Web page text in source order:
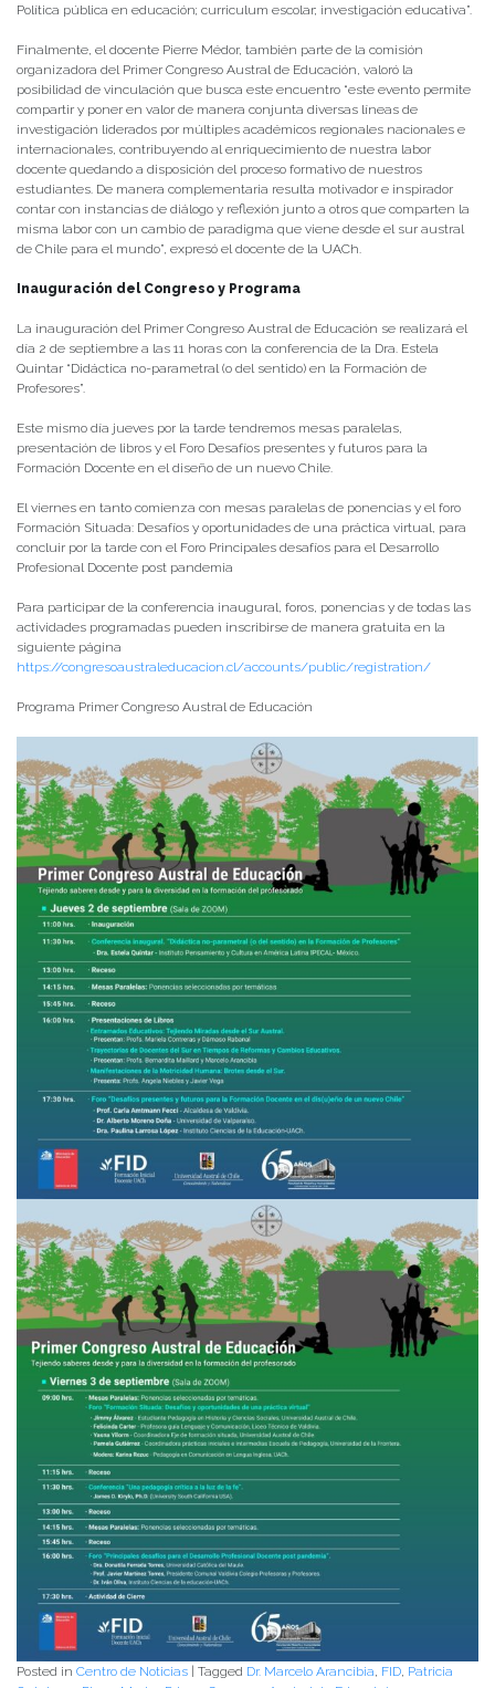
Política pública en educación; curriculum escolar; investigación educativa”.
Finalmente, el docente Pierre Médor, también parte de la comisión
organizadora del Primer Congreso Austral de Educación, valoró la
posibilidad de vinculación que busca este encuentro “este evento permite
compartir y poner en valor de manera conjunta diversas líneas de
investigación liderados por múltiples académicos regionales nacionales e
internacionales, contribuyendo al enriquecimiento de nuestra labor
docente quedando a disposición del proceso formativo de nuestros
estudiantes. De manera complementaria resulta motivador e inspirador
contar con instancias de diálogo y reflexión junto a otros que comparten la
misma labor con un cambio de paradigma que viene desde el sur austral
de Chile para el mundo”, expresó el docente de la UACh.
Inauguración del Congreso y Programa
La inauguración del Primer Congreso Austral de Educación se realizará el
día 2 de septiembre a las 11 horas con la conferencia de la Dra. Estela
Quintar “Didáctica no-parametral (o del sentido) en la Formación de
Profesores”.
Este mismo día jueves por la tarde tendremos mesas paralelas,
presentación de libros y el Foro Desafíos presentes y futuros para la
Formación Docente en el diseño de un nuevo Chile.
El viernes en tanto comienza con mesas paralelas de ponencias y el foro
Formación Situada: Desafíos y oportunidades de una práctica virtual, para
concluir por la tarde con el Foro Principales desafíos para el Desarrollo
Profesional Docente post pandemia
Para participar de la conferencia inaugural, foros, ponencias y de todas las
actividades programadas pueden inscribirse de manera gratuita en la
siguiente página
https://congresoaustraleducacion.cl/accounts/public/registration/
Programa Primer Congreso Austral de Educación
Posted in Centro de Noticias | Tagged Dr. Marcelo Arancibia FID Patricia